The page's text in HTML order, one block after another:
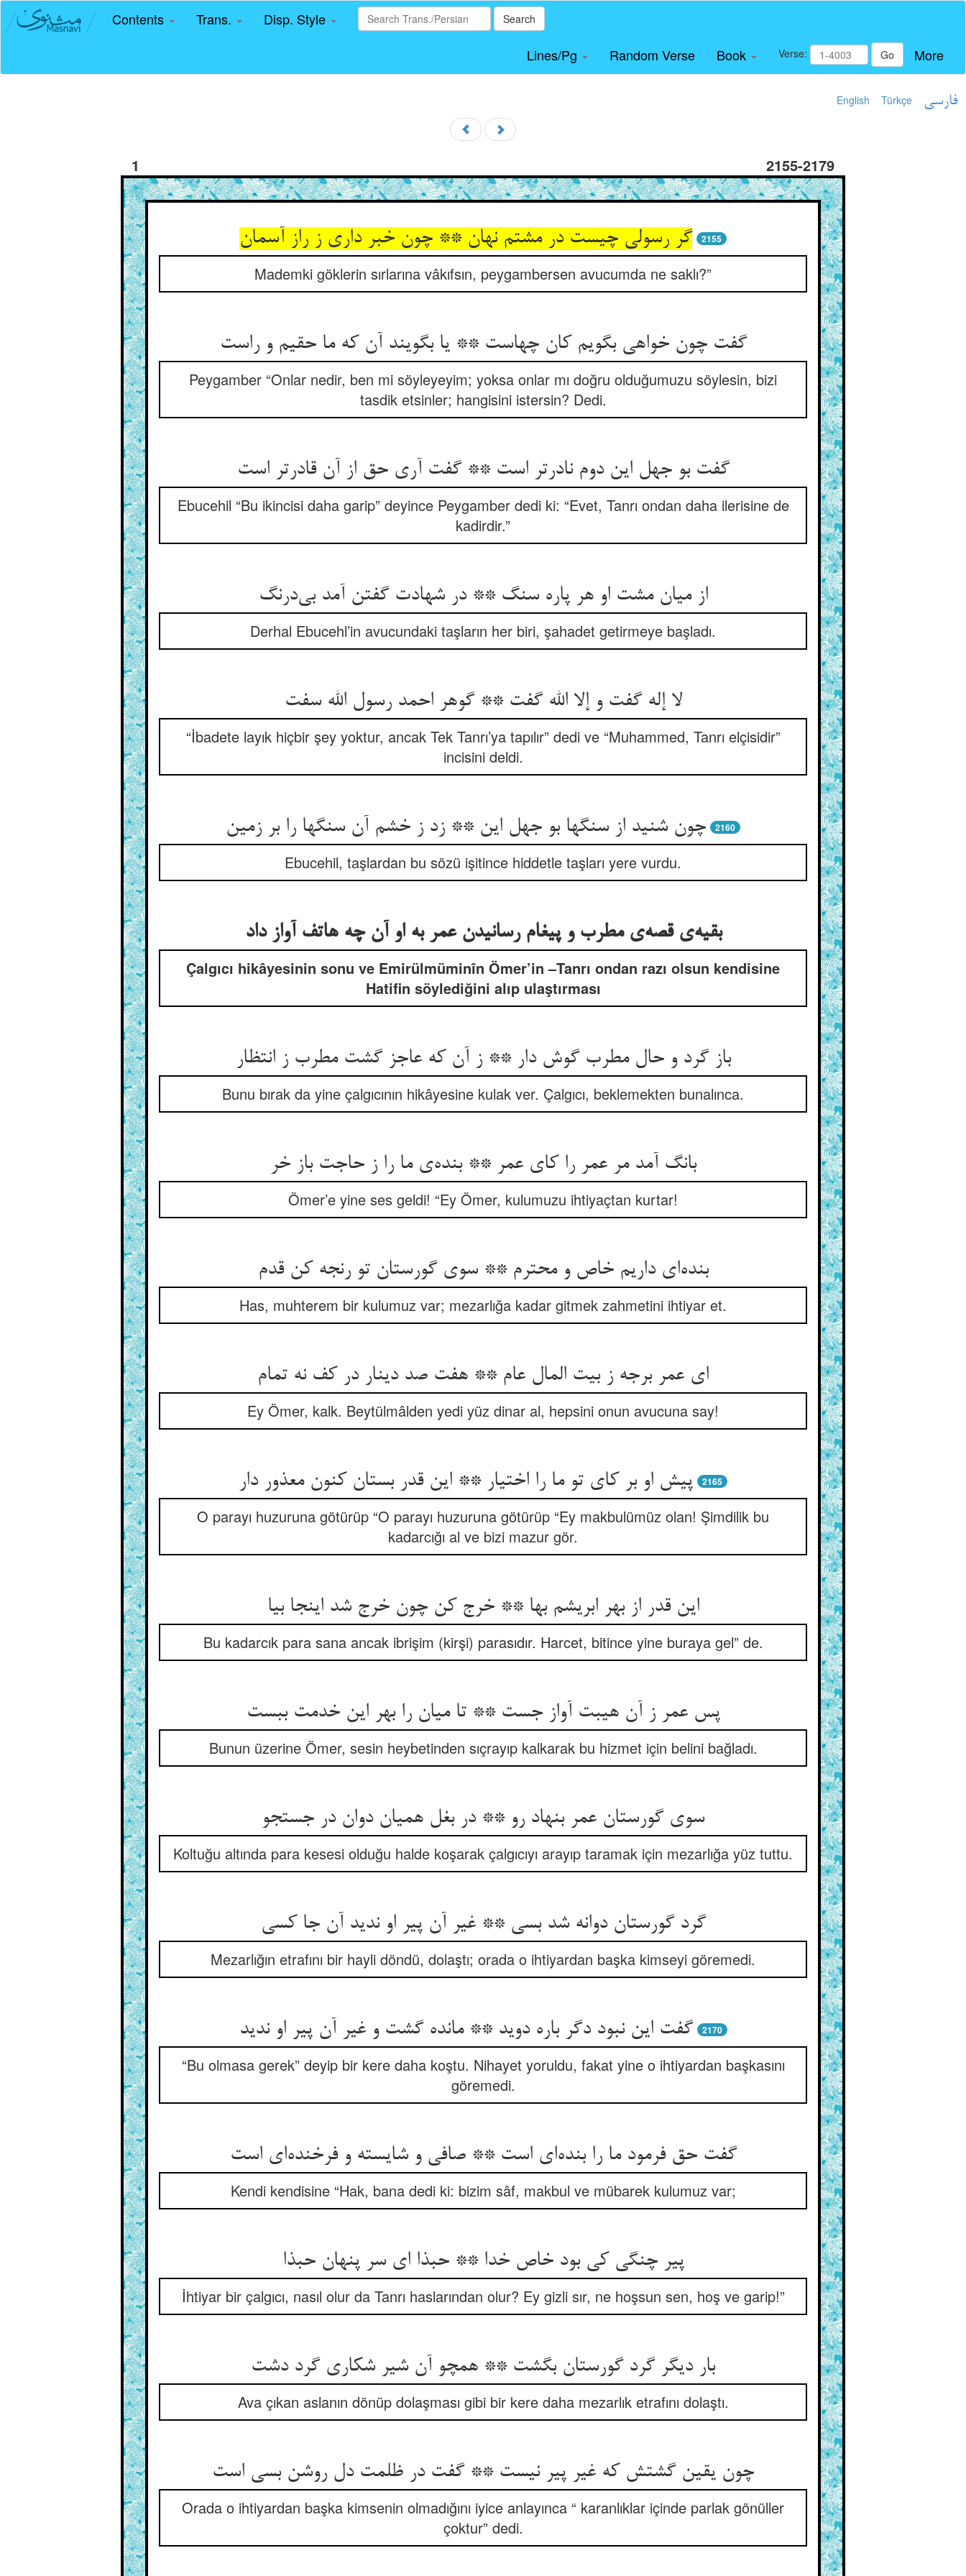
Contents Trans. Disp. Style Search
Lines/Pg Random Verse Book Verse: Go More
English Türkçe فارسی
1 2155-2179
2155
Mademki göklerin sırlarına vâkıfsın, peygambersen avucumda ne saklı?”
گفت چون خواهی بگویم کان چهاست ** یا بگویند آن که ما حقیم و راست‌‌
Peygamber “Onlar nedir, ben mi söyleyeyim; yoksa onlar mı doğru olduğumuzu söylesin, bizi
tasdik etsinler; hangisini istersin? Dedi.
گفت بو جهل این دوم نادرتر است ** گفت آری حق از آن قادرتر است‌‌
Ebucehil “Bu ikincisi daha garip” deyince Peygamber dedi ki: “Evet, Tanrı ondan daha ilerisine de
kadirdir.”
از میان مشت او هر پاره سنگ ** در شهادت گفتن آمد بی‌‌درنگ‌‌
Derhal Ebucehl’in avucundaki taşların her biri, şahadet getirmeye başladı.
لا إله گفت و إلا الله گفت ** گوهر احمد رسول الله سفت‌‌
“İbadete layık hiçbir şey yoktur, ancak Tek Tanrı’ya tapılır” dedi ve “Muhammed, Tanrı elçisidir”
incisini deldi.
2160
Ebucehil, taşlardan bu sözü işitince hiddetle taşları yere vurdu.
بقیه‌‌ی قصه‌‌ی مطرب و پیغام رسانیدن عمر به او آن چه هاتف آواز داد
Çalgıcı hikâyesinin sonu ve Emirülmüminîn Ömer’in –Tanrı ondan razı olsun kendisine
Hatifin söylediğini alıp ulaştırması
باز گرد و حال مطرب گوش دار ** ز آن که عاجز گشت مطرب ز انتظار
Bunu bırak da yine çalgıcının hikâyesine kulak ver. Çalgıcı, beklemekten bunalınca.
بانگ آمد مر عمر را کای عمر ** بنده‌‌ی ما را ز حاجت باز خر
Ömer’e yine ses geldi! “Ey Ömer, kulumuzu ihtiyaçtan kurtar!
بنده‌‌ای داریم خاص و محترم ** سوی گورستان تو رنجه کن قدم‌‌
Has, muhterem bir kulumuz var; mezarlığa kadar gitmek zahmetini ihtiyar et.
Ey Ömer, kalk. Beytülmâlden yedi yüz dinar al, hepsini onun avucuna say!
پیش او بر کای تو ما را اختیار ** این قدر بستان کنون معذور دار 2165
O parayı huzuruna götürüp “O parayı huzuruna götürüp “Ey makbulümüz olan! Şimdilik bu
kadarcığı al ve bizi mazur gör.
این قدر از بهر ابریشم بها ** خرج کن چون خرج شد اینجا بیا
Bu kadarcık para sana ancak ibrişim (kirşi) parasıdır. Harcet, bitince yine buraya gel” de.
پس عمر ز آن هیبت آواز جست ** تا میان را بهر این خدمت ببست‌‌
Bunun üzerine Ömer, sesin heybetinden sıçrayıp kalkarak bu hizmet için belini bağladı.
سوی گورستان عمر بنهاد رو ** در بغل همیان دوان در جستجو
Koltuğu altında para kesesi olduğu halde koşarak çalgıcıyı arayıp taramak için mezarlığa yüz tuttu.
گرد گورستان دوانه شد بسی ** غیر آن پیر او ندید آن جا کسی‌‌
Mezarlığın etrafını bir hayli döndü, dolaştı; orada o ihtiyardan başka kimseyi göremedi.
گفت این نبود دگر باره دوید ** مانده گشت و غیر آن پیر او ندید 2170
“Bu olmasa gerek” deyip bir kere daha koştu. Nihayet yoruldu, fakat yine o ihtiyardan başkasını
göremedi.
گفت حق فرمود ما را بنده‌‌ای است ** صافی و شایسته و فرخنده‌‌ای است‌‌
Kendi kendisine “Hak, bana dedi ki: bizim sâf, makbul ve mübarek kulumuz var;
پیر چنگی کی بود خاص خدا ** حبذا ای سر پنهان حبذا
İhtiyar bir çalgıcı, nasıl olur da Tanrı haslarından olur? Ey gizli sır, ne hoşsun sen, hoş ve garip!”
Ava çıkan aslanın dönüp dolaşması gibi bir kere daha mezarlık etrafını dolaştı.
Orada o ihtiyardan başka kimsenin olmadığını iyice anlayınca “ karanlıklar içinde parlak gönüller
çoktur” dedi.